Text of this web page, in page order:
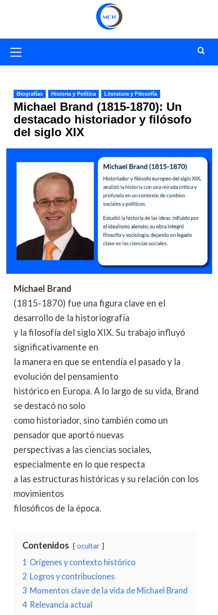
primario
Biografías Historia y Política Literatura y Filosofía
Michael Brand (1815-1870): Un
destacado historiador y filósofo
del siglo XIX
Michael Brand
(1815-1870) fue una figura clave en el
desarrollo de la historiografía
y la filosofía del siglo XIX. Su trabajo influyó
significativamente en
la manera en que se entendía el pasado y la
evolución del pensamiento
histórico en Europa. A lo largo de su vida, Brand
se destacó no solo
como historiador, sino también como un
pensador que aportó nuevas
perspectivas a las ciencias sociales,
especialmente en lo que respecta
a las estructuras históricas y su relación con los
movimientos
filosóficos de la época.
Contenidos ocultar
1 Orígenes y contexto histórico
2 Logros y contribuciones
3 Momentos clave de la vida de Michael Brand
4 Relevancia actual